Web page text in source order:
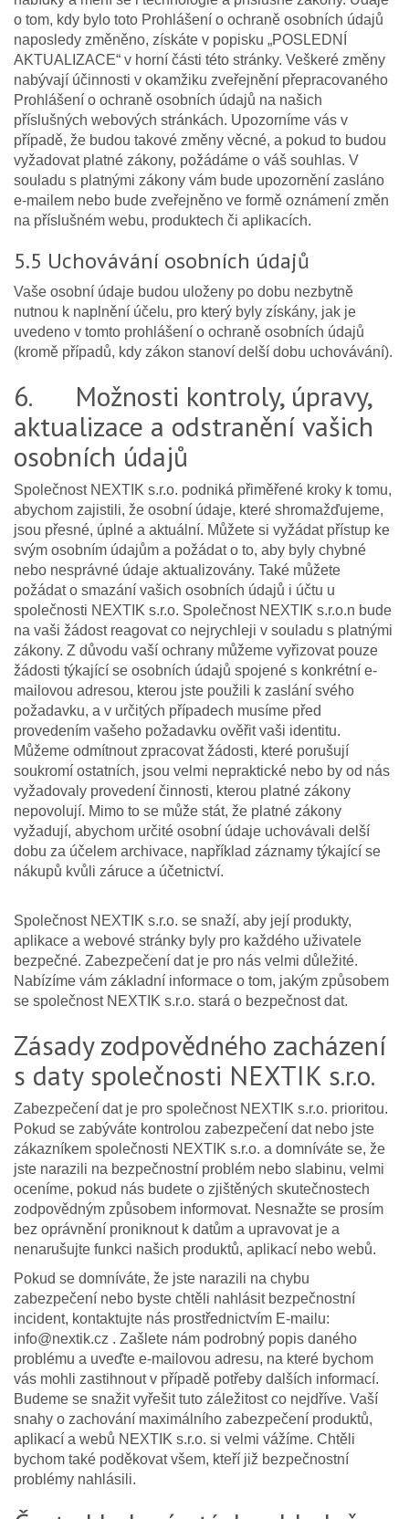
o tom, kdy bylo toto Prohlášení o ochraně osobních údajů
naposledy změněno, získáte v popisku „POSLEDNÍ
AKTUALIZACE“ v horní části této stránky. Veškeré změny
nabývají účinnosti v okamžiku zveřejnění přepracovaného
Prohlášení o ochraně osobních údajů na našich
příslušných webových stránkách. Upozorníme vás v
případě, že budou takové změny věcné, a pokud to budou
vyžadovat platné zákony, požádáme o váš souhlas. V
souladu s platnými zákony vám bude upozornění zasláno
e-mailem nebo bude zveřejněno ve formě oznámení změn
na příslušném webu, produktech či aplikacích.
5.5 Uchovávání osobních údajů
Vaše osobní údaje budou uloženy po dobu nezbytně
nutnou k naplnění účelu, pro který byly získány, jak je
uvedeno v tomto prohlášení o ochraně osobních údajů
(kromě případů, kdy zákon stanoví delší dobu uchovávání).
6. Možnosti kontroly, úpravy,
aktualizace a odstranění vašich
osobních údajů
Společnost NEXTIK s.r.o. podniká přiměřené kroky k tomu,
abychom zajistili, že osobní údaje, které shromažďujeme,
jsou přesné, úplné a aktuální. Můžete si vyžádat přístup ke
svým osobním údajům a požádat o to, aby byly chybné
nebo nesprávné údaje aktualizovány. Také můžete
požádat o smazání vašich osobních údajů i účtu u
společnosti NEXTIK s.r.o. Společnost NEXTIK s.r.o.n bude
na vaši žádost reagovat co nejrychleji v souladu s platnými
zákony. Z důvodu vaší ochrany můžeme vyřizovat pouze
žádosti týkající se osobních údajů spojené s konkrétní e-
mailovou adresou, kterou jste použili k zaslání svého
požadavku, a v určitých případech musíme před
provedením vašeho požadavku ověřit vaši identitu.
Můžeme odmítnout zpracovat žádosti, které porušují
soukromí ostatních, jsou velmi nepraktické nebo by od nás
vyžadovaly provedení činnosti, kterou platné zákony
nepovolují. Mimo to se může stát, že platné zákony
vyžadují, abychom určité osobní údaje uchovávali delší
dobu za účelem archivace, například záznamy týkající se
nákupů kvůli záruce a účetnictví.
Společnost NEXTIK s.r.o. se snaží, aby její produkty,
aplikace a webové stránky byly pro každého uživatele
bezpečné. Zabezpečení dat je pro nás velmi důležité.
Nabízíme vám základní informace o tom, jakým způsobem
se společnost NEXTIK s.r.o. stará o bezpečnost dat.
Zásady zodpovědného zacházení
s daty společnosti NEXTIK s.r.o.
Zabezpečení dat je pro společnost NEXTIK s.r.o. prioritou.
Pokud se zabýváte kontrolou zabezpečení dat nebo jste
zákazníkem společnosti NEXTIK s.r.o. a domníváte se, že
jste narazili na bezpečnostní problém nebo slabinu, velmi
oceníme, pokud nás budete o zjištěných skutečnostech
zodpovědným způsobem informovat. Nesnažte se prosím
bez oprávnění proniknout k datům a upravovat je a
nenarušujte funkci našich produktů, aplikací nebo webů.
Pokud se domníváte, že jste narazili na chybu
zabezpečení nebo byste chtěli nahlásit bezpečnostní
incident, kontaktujte nás prostřednictvím E-mailu:
info@nextik.cz . Zašlete nám podrobný popis daného
problému a uveďte e-mailovou adresu, na které bychom
vás mohli zastihnout v případě potřeby dalších informací.
Budeme se snažit vyřešit tuto záležitost co nejdříve. Vaší
snahy o zachování maximálního zabezpečení produktů,
aplikací a webů NEXTIK s.r.o. si velmi vážíme. Chtěli
bychom také poděkovat všem, kteří již bezpečnostní
problémy nahlásili.